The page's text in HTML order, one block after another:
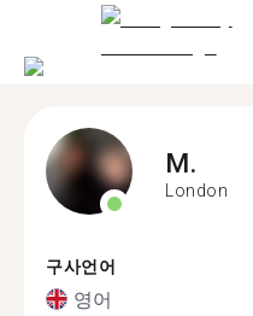
M.
London
구사언어
영어